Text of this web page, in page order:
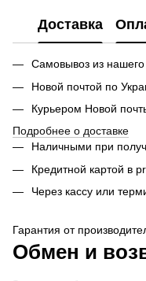
Доставка
Самовывоз из нашего
Новой почтой по
Курьером Новой
Подробнее о доставке
Наличными при
Кредитной картой в
Через кассу или
Гарантия от
Обмен и